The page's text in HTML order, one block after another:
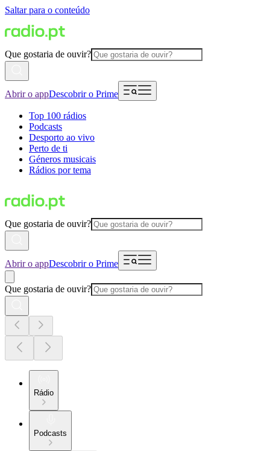
Saltar para o conteúdo
Que gostaria de ouvir?
Abrir o appDescobrir o Prime
Top 100 rádios
Podcasts
Desporto ao vivo
Perto de ti
Géneros musicais
Rádios por tema
Que gostaria de ouvir?
Abrir o appDescobrir o Prime
Que gostaria de ouvir?
Rádio
Podcasts